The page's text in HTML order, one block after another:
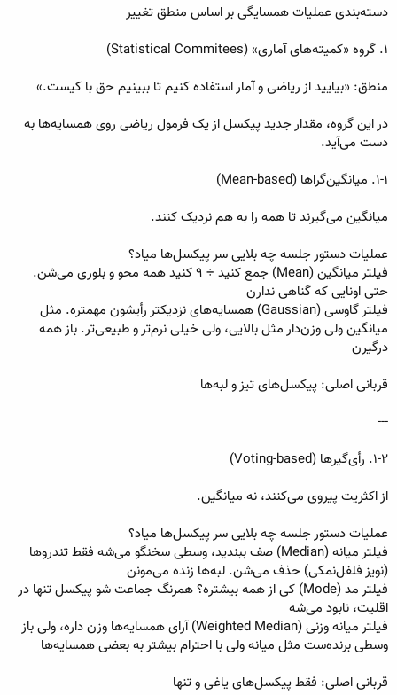
دسته‌بندی عملیات همسایگی بر اساس منطق تغییر
۱. گروه «کمیته‌های آماری» (Statistical Commitees)
منطق: «بیایید از ریاضی و آمار استفاده کنیم تا ببینیم حق با کیست.»
در این گروه، مقدار جدید پیکسل از یک فرمول ریاضی روی همسایه‌ها به
دست می‌آید.
۱-۱. میانگین‌گراها (Mean-based)
میانگین می‌گیرند تا همه را به هم نزدیک کنند.
عملیات دستور جلسه چه بلایی سر پیکسل‌ها میاد؟
فیلتر میانگین (Mean) جمع کنید ÷ ۹ کنید همه محو و بلوری می‌شن.
حتی اونایی که گناهی ندارن
فیلتر گاوسی (Gaussian) همسایه‌های نزدیکتر رأیشون مهمتره. مثل
میانگین ولی وزن‌دار مثل بالایی، ولی خیلی نرم‌تر و طبیعی‌تر. باز همه
درگیرن
قربانی اصلی: پیکسل‌های تیز و لبه‌ها
---
۱-۲. رأی‌گیر‌ها (Voting-based)
از اکثریت پیروی می‌کنند، نه میانگین.
عملیات دستور جلسه چه بلایی سر پیکسل‌ها میاد؟
فیلتر میانه (Median) صف ببندید، وسطی سخنگو می‌شه فقط تندروها
(نویز فلفل‌نمکی) حذف می‌شن. لبه‌ها زنده می‌مونن
فیلتر مد (Mode) کی از همه بیشتره؟ همرنگ جماعت شو پیکسل تنها در
اقلیت، نابود می‌شه
فیلتر میانه وزنی (Weighted Median) آرای همسایه‌ها وزن داره، ولی باز
وسطی برنده‌ست مثل میانه ولی با احترام بیشتر به بعضی همسایه‌ها
قربانی اصلی: فقط پیکسل‌های یاغی و تنها